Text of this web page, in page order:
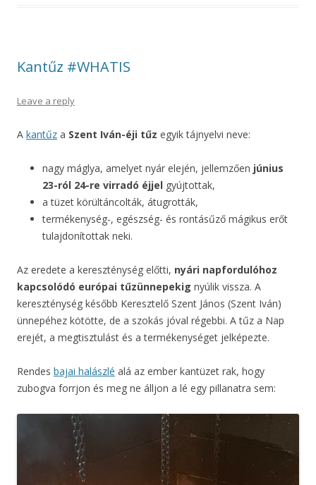
Kantűz #WHATIS
Leave a reply
A kantűz a Szent Iván-éji tűz egyik tájnyelvi neve:
nagy máglya, amelyet nyár elején, jellemzően június
23-ról 24-re virradó éjjel gyújtottak,
a tüzet körültáncolták, átugrották,
termékenység-, egészség- és rontásűző mágikus erőt
tulajdonítottak neki.
Az eredete a kereszténység előtti, nyári napfordulóhoz
kapcsolódó európai tűzünnepekig nyúlik vissza. A
kereszténység később Keresztelő Szent János (Szent Iván)
ünnepéhez kötötte, de a szokás jóval régebbi. A tűz a Nap
erejét, a megtisztulást és a termékenységet jelképezte.
Rendes bajai halászlé alá az ember kantüzet rak, hogy
zubogva forrjon és meg ne álljon a lé egy pillanatra sem: